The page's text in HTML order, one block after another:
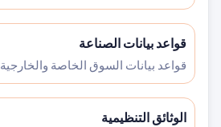
قواعد بيانات الصناعة
قواعد بيانات السوق الخاصة والخارجية
الوثائق التنظيمية